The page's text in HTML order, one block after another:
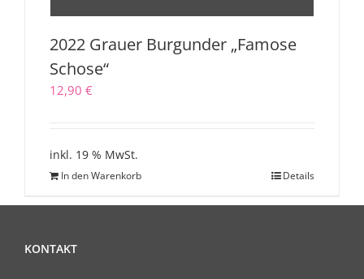
2022 Grauer Burgunder „Famose
Schose“
12,90 €
inkl. 19 % MwSt.
In den Warenkorb Details
KONTAKT